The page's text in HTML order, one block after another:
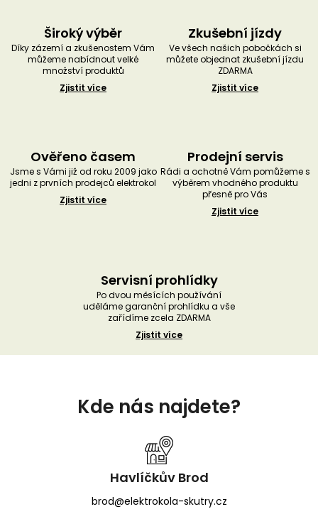
Široký výběr
Díky zázemí a zkušenostem Vám
můžeme nabídnout velké
množství produktů
Zjistit více
Zkušební jízdy
Ve všech našich pobočkách si
můžete objednat zkušební jízdu
ZDARMA
Zjistit více
Ověřeno časem
Jsme s Vámi již od roku 2009 jako
jedni z prvních prodejců elektrokol
Zjistit více
Prodejní servis
Rádi a ochotně Vám pomůžeme s
výběrem vhodného produktu
přesně pro Vás
Zjistit více
Servisní prohlídky
Po dvou měsících používání
uděláme garanční prohlídku a vše
zařídíme zcela ZDARMA
Zjistit více
Kde nás najdete?
Havlíčkův Brod
brod@elektrokola-skutry.cz